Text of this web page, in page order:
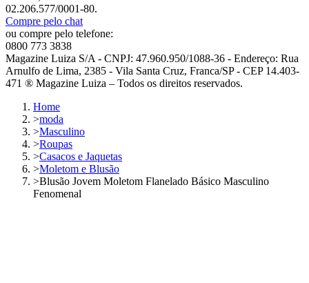
02.206.577/0001-80.
Compre pelo chat
ou compre pelo telefone:
0800 773 3838
Magazine Luiza S/A - CNPJ: 47.960.950/1088-36 - Endereço: Rua
Arnulfo de Lima, 2385 - Vila Santa Cruz, Franca/SP - CEP 14.403-
471 ® Magazine Luiza – Todos os direitos reservados.
Home
>moda
>Masculino
>Roupas
>Casacos e Jaquetas
>Moletom e Blusão
>Blusão Jovem Moletom Flanelado Básico Masculino
Fenomenal